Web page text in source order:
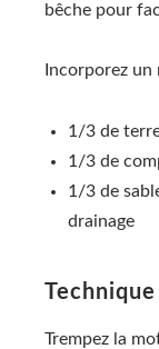
bêche pour
Incorporez un
1/3 de
1/3 de
1/3 de
drainage
Trempez la